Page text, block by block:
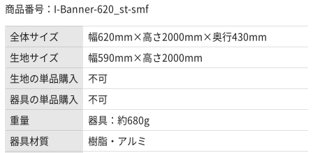
商品番号：I-Banner-620_st-smf
全体サイズ
幅620mm×高さ2000mm×奥行430mm
生地サイズ
幅590mm×高さ2000mm
生地の単品購入
不可
器具の単品購入
不可
重量
器具：約680g
器具材質
樹脂・アルミ